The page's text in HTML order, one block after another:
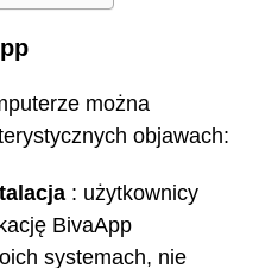
można
objawach:
: użytkownicy
BivaApp
systemach, nie